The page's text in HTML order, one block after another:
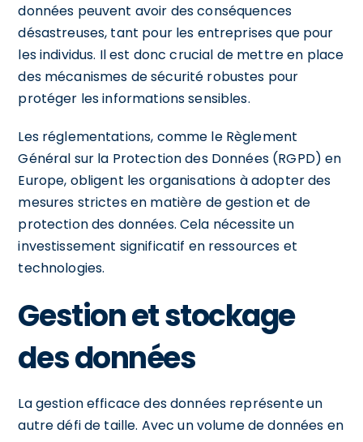
données peuvent avoir des conséquences
désastreuses, tant pour les entreprises que pour
les individus. Il est donc crucial de mettre en place
des mécanismes de sécurité robustes pour
protéger les informations sensibles.
Les réglementations, comme le Règlement
Général sur la Protection des Données (RGPD) en
Europe, obligent les organisations à adopter des
mesures strictes en matière de gestion et de
protection des données. Cela nécessite un
investissement significatif en ressources et
technologies.
Gestion et stockage
des données
La gestion efficace des données représente un
autre défi de taille. Avec un volume de données en